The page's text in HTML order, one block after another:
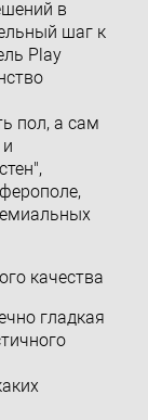
в
шаг к
Play
пол, а сам
качества
гладкая